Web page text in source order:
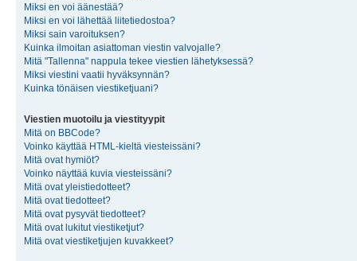
Miksi en voi äänestää?
Miksi en voi lähettää liitetiedostoa?
Miksi sain varoituksen?
Kuinka ilmoitan asiattoman viestin valvojalle?
Mitä "Tallenna" nappula tekee viestien lähetyksessä?
Miksi viestini vaatii hyväksynnän?
Kuinka tönäisen viestiketjuani?
Viestien muotoilu ja viestityypit
Mitä on BBCode?
Voinko käyttää HTML-kieltä viesteissäni?
Mitä ovat hymiöt?
Voinko näyttää kuvia viesteissäni?
Mitä ovat yleistiedotteet?
Mitä ovat tiedotteet?
Mitä ovat pysyvät tiedotteet?
Mitä ovat lukitut viestiketjut?
Mitä ovat viestiketjujen kuvakkeet?